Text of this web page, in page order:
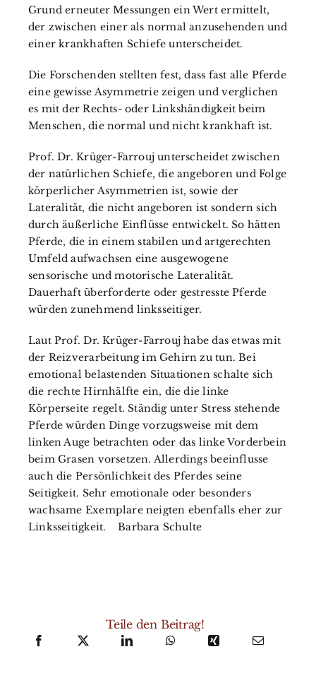
Grund erneuter Messungen ein Wert ermittelt,
der zwischen einer als normal anzusehenden und
einer krankhaften Schiefe unterscheidet.
Die Forschenden stellten fest, dass fast alle Pferde
eine gewisse Asymmetrie zeigen und verglichen
es mit der Rechts- oder Linkshändigkeit beim
Menschen, die normal und nicht krankhaft ist.
Prof. Dr. Krüger-Farrouj unterscheidet zwischen
der natürlichen Schiefe, die angeboren und Folge
körperlicher Asymmetrien ist, sowie der
Lateralität, die nicht angeboren ist sondern sich
durch äußerliche Einflüsse entwickelt. So hätten
Pferde, die in einem stabilen und artgerechten
Umfeld aufwachsen eine ausgewogene
sensorische und motorische Lateralität.
Dauerhaft überforderte oder gestresste Pferde
würden zunehmend linksseitiger.
Laut Prof. Dr. Krüger-Farrouj habe das etwas mit
der Reizverarbeitung im Gehirn zu tun. Bei
emotional belastenden Situationen schalte sich
die rechte Hirnhälfte ein, die die linke
Körperseite regelt. Ständig unter Stress stehende
Pferde würden Dinge vorzugsweise mit dem
linken Auge betrachten oder das linke Vorderbein
beim Grasen vorsetzen. Allerdings beeinflusse
auch die Persönlichkeit des Pferdes seine
Seitigkeit. Sehr emotionale oder besonders
wachsame Exemplare neigten ebenfalls eher zur
Linksseitigkeit. Barbara Schulte
Teile den Beitrag!